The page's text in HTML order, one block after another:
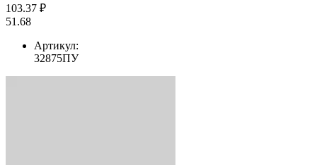
103.37 ₽
51.68
Артикул:
32875ПУ